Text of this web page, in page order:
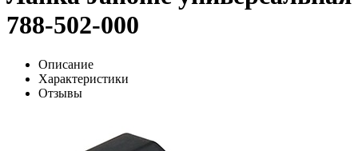
788-502-000
Описание
Характеристики
Отзывы